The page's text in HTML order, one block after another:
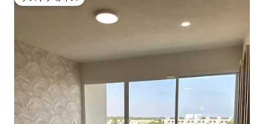
ゲストチョイス